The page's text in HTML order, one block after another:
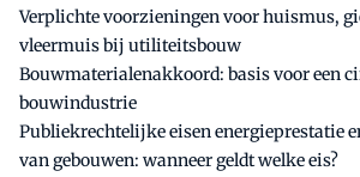
Verplichte voorzieningen voor huismus,
vleermuis bij utiliteitsbouw
Bouwmaterialenakkoord: basis voor een
bouwindustrie
Publiekrechtelijke eisen energieprestatie
van gebouwen: wanneer geldt welke eis?